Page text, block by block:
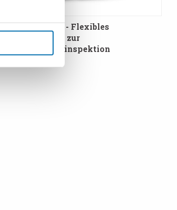
VISIQUICK™ - Flexibles
Messsystem zur
Behälterglasinspektion